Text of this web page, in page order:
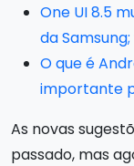
One UI 8.5
da
O que é
importante
As novas
passado, mas